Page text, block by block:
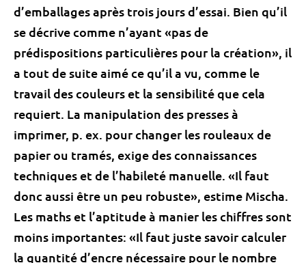
d’emballages après trois jours d’essai. Bien qu’il
se décrive comme n’ayant «pas de
prédispositions particulières pour la création», il
a tout de suite aimé ce qu’il a vu, comme le
travail des couleurs et la sensibilité que cela
requiert. La manipulation des presses à
imprimer, p. ex. pour changer les rouleaux de
papier ou tramés, exige des connaissances
techniques et de l’habileté manuelle. «Il faut
donc aussi être un peu robuste», estime Mischa.
Les maths et l’aptitude à manier les chiffres sont
moins importantes: «Il faut juste savoir calculer
la quantité d’encre nécessaire pour le nombre